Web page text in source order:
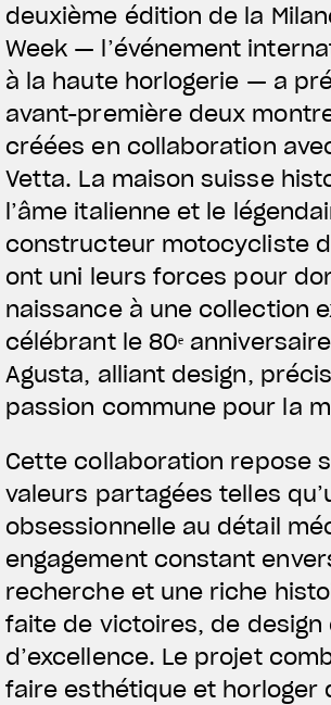
deuxième édition de la
Week — l’événement
à la haute horlogerie — a
avant-première deux
créées en collaboration
Vetta. La maison suisse
l’âme italienne et le
constructeur motocycliste
ont uni leurs forces pour
naissance à une collection
célébrant le 80ᵉ
Agusta, alliant design,
passion commune pour la
Cette collaboration repose
valeurs partagées telles
obsessionnelle au détail
engagement constant
recherche et une riche
faite de victoires, de design
d’excellence. Le projet
faire esthétique et horloger